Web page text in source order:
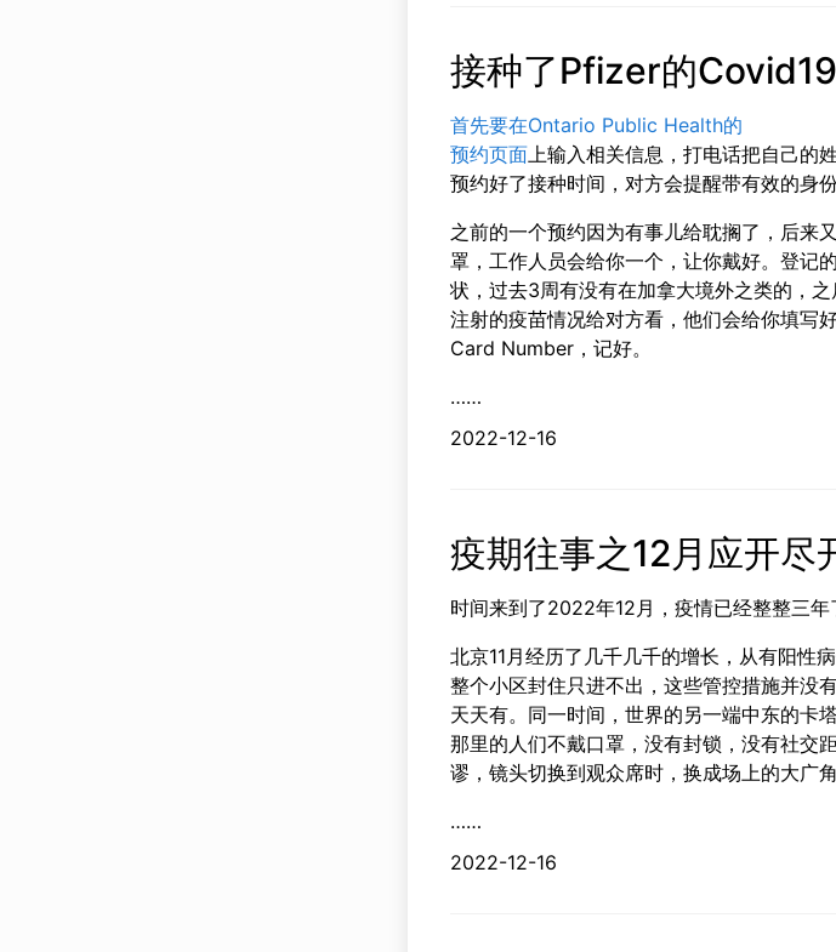
接种了Pfizer的
首先要在Ontario Public Health的
预约页面上输入相关信息，打电话把自己的
预约好了接种时间，对方会提醒带有效的身份
之前的一个预约因为有事儿给耽搁了，后来
罩，工作人员会给你一个，让你戴好。登记
状，过去3周有没有在加拿大境外之类的，
注射的疫苗情况给对方看，他们会给你填写
Card Number，记好。
……
2022-12-16
疫期往事之12月应开尽
时间来到了2022年12月，疫情已经整整三年
北京11月经历了几千几千的增长，从有阳性
整个小区封住只进不出，这些管控措施并没
天天有。同一时间，世界的另一端中东的
那里的人们不戴口罩，没有封锁，没有社交
谬，镜头切换到观众席时，换成场上的大广角
……
2022-12-16